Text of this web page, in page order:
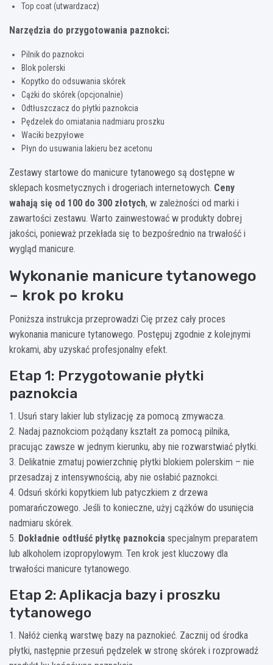
Top coat (utwardzacz)
Narzędzia do przygotowania paznokci:
Pilnik do paznokci
Blok polerski
Kopytko do odsuwania skórek
Cążki do skórek (opcjonalnie)
Odtłuszczacz do płytki paznokcia
Pędzelek do omiatania nadmiaru proszku
Waciki bezpyłowe
Płyn do usuwania lakieru bez acetonu
Zestawy startowe do manicure tytanowego są dostępne w
sklepach kosmetycznych i drogeriach internetowych. Ceny
wahają się od 100 do 300 złotych, w zależności od marki i
zawartości zestawu. Warto zainwestować w produkty dobrej
jakości, ponieważ przekłada się to bezpośrednio na trwałość i
wygląd manicure.
Wykonanie manicure tytanowego
– krok po kroku
Poniższa instrukcja przeprowadzi Cię przez cały proces
wykonania manicure tytanowego. Postępuj zgodnie z kolejnymi
krokami, aby uzyskać profesjonalny efekt.
Etap 1: Przygotowanie płytki
paznokcia
1. Usuń stary lakier lub stylizację za pomocą zmywacza.
2. Nadaj paznokciom pożądany kształt za pomocą pilnika,
pracując zawsze w jednym kierunku, aby nie rozwarstwiać płytki.
3. Delikatnie zmatuj powierzchnię płytki blokiem polerskim – nie
przesadzaj z intensywnością, aby nie osłabić paznokci.
4. Odsuń skórki kopytkiem lub patyczkiem z drzewa
pomarańczowego. Jeśli to konieczne, użyj cążków do usunięcia
nadmiaru skórek.
5. Dokładnie odtłuść płytkę paznokcia specjalnym preparatem
lub alkoholem izopropylowym. Ten krok jest kluczowy dla
trwałości manicure tytanowego.
Etap 2: Aplikacja bazy i proszku
tytanowego
1. Nałóż cienką warstwę bazy na paznokieć. Zacznij od środka
płytki, następnie przesuń pędzelek w stronę skórek i rozprowadź